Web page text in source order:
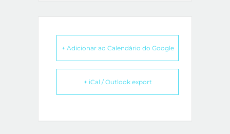
+ Adicionar ao Calendário do Google
+ iCal / Outlook export